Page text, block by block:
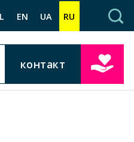
EN UA RU
контакт